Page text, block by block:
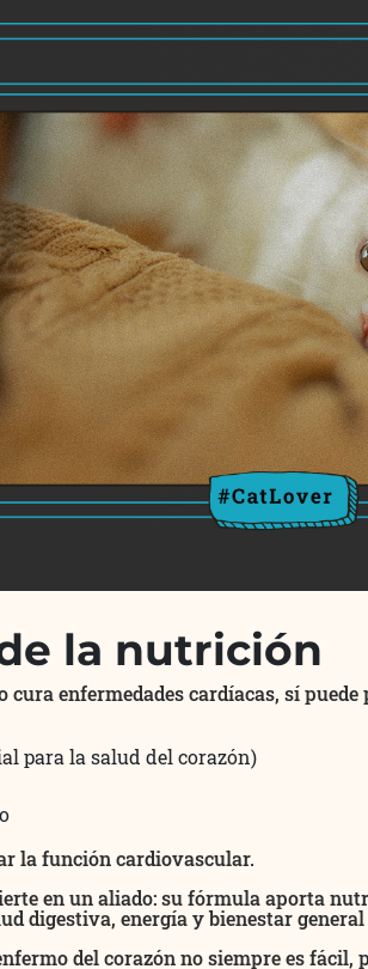
la nutrición
enfermedades cardíacas, sí
para la salud del corazón)
la función cardiovascular.
en un aliado: su fórmula aporta
digestiva, energía y bienestar general
del corazón no siempre es